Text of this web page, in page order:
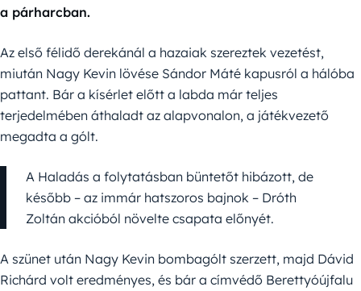
a párharcban.
Az első félidő derekánál a hazaiak szereztek vezetést,
miután Nagy Kevin lövése Sándor Máté kapusról a hálóba
pattant. Bár a kísérlet előtt a labda már teljes
terjedelmében áthaladt az alapvonalon, a játékvezető
megadta a gólt.
A Haladás a folytatásban büntetőt hibázott, de
később – az immár hatszoros bajnok – Dróth
Zoltán akcióból növelte csapata előnyét.
A szünet után Nagy Kevin bombagólt szerzett, majd Dávid
Richárd volt eredményes, és bár a címvédő Berettyóújfalu